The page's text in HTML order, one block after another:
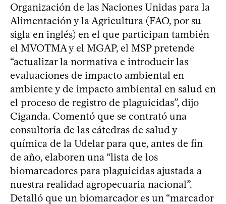
Organización de las Naciones Unidas para la
Alimentación y la Agricultura (FAO, por su
sigla en inglés) en el que participan también
el MVOTMA y el MGAP, el MSP pretende
“actualizar la normativa e introducir las
evaluaciones de impacto ambiental en
ambiente y de impacto ambiental en salud en
el proceso de registro de plaguicidas”, dijo
Ciganda. Comentó que se contrató una
consultoría de las cátedras de salud y
química de la Udelar para que, antes de fin
de año, elaboren una “lista de los
biomarcadores para plaguicidas ajustada a
nuestra realidad agropecuaria nacional”.
Detalló que un biomarcador es un “marcador